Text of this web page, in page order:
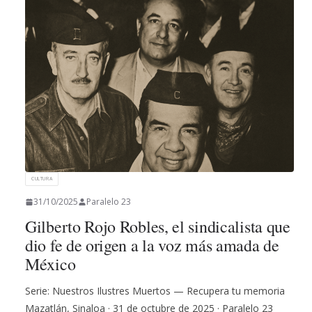
CULTURA
31/10/2025 Paralelo 23
Gilberto Rojo Robles, el sindicalista que
dio fe de origen a la voz más amada de
México
Serie: Nuestros Ilustres Muertos — Recupera tu memoria
Mazatlán, Sinaloa · 31 de octubre de 2025 · Paralelo 23